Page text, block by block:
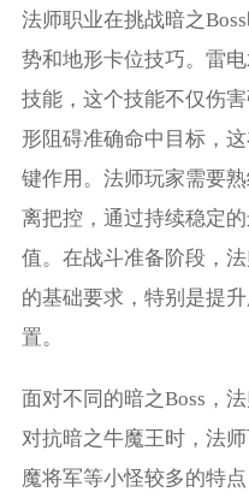
法师职业在挑战暗之
势和地形卡位技巧。雷
技能，这个技能不仅伤
形阻碍准确命中目标，
键作用。法师玩家需要
离把控，通过持续稳定
值。在战斗准备阶段，
的基础要求，特别是提
置。
面对不同的暗之Boss，
对抗暗之牛魔王时，法
魔将军等小怪较多的特